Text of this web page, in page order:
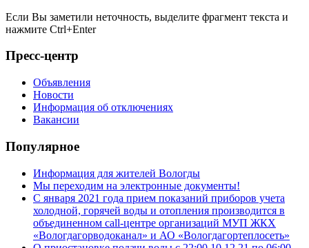
Если Вы заметили неточность, выделите фрагмент текста и
нажмите Ctrl+Enter
Пресс-центр
Объявления
Новости
Информация об отключениях
Вакансии
Популярное
Информация для жителей Вологды
Мы переходим на электронные документы!
С января 2021 года прием показаний приборов учета
холодной, горячей воды и отопления производится в
объединенном call-центре организаций МУП ЖКХ
«Вологдагорводоканал» и АО «Вологдагортеплосеть»